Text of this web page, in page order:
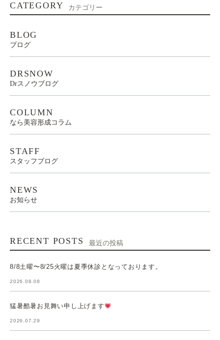
CATEGORY カテゴリー
BLOG
ブログ
DRSNOW
Drスノウブログ
COLUMN
なら美容形成コラム
STAFF
スタッフブログ
NEWS
お知らせ
RECENT POSTS 最近の投稿
8/8土曜〜8/25火曜は夏季休診となっております。
2026.08.08
猛暑酷暑お見舞い申し上げます
2026.07.29